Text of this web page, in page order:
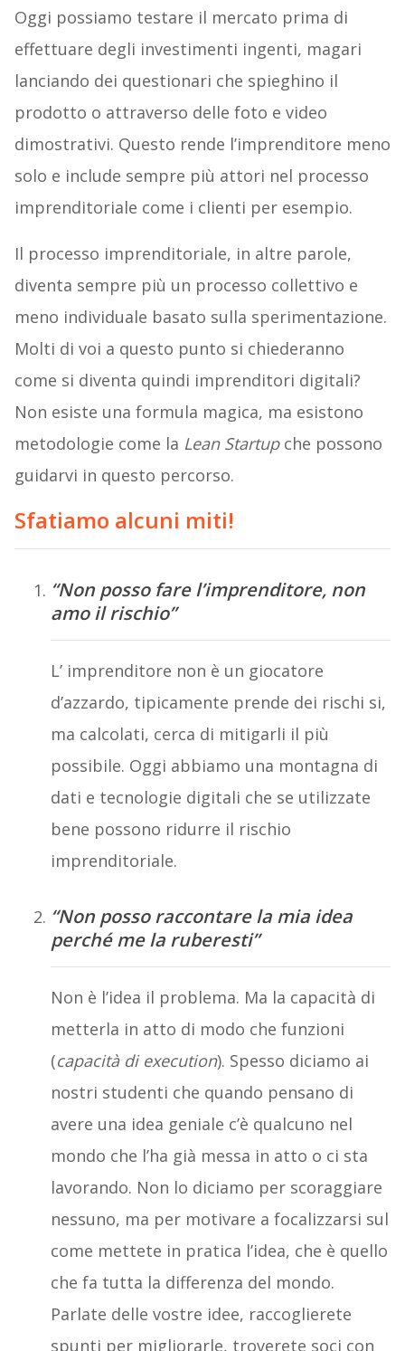
Oggi possiamo testare il mercato prima di
effettuare degli investimenti ingenti, magari
lanciando dei questionari che spieghino il
prodotto o attraverso delle foto e video
dimostrativi. Questo rende l’imprenditore meno
solo e include sempre più attori nel processo
imprenditoriale come i clienti per esempio.
Il processo imprenditoriale, in altre parole,
diventa sempre più un processo collettivo e
meno individuale basato sulla sperimentazione.
Molti di voi a questo punto si chiederanno
come si diventa quindi imprenditori digitali?
Non esiste una formula magica, ma esistono
metodologie come la Lean Startupche possono
guidarvi in questo percorso.
Sfatiamo alcuni miti!
“Non posso fare l’imprenditore, non
amo il rischio”
L’ imprenditore non è un giocatore
d’azzardo, tipicamente prende dei rischi si,
ma calcolati, cerca di mitigarli il più
possibile. Oggi abbiamo una montagna di
dati e tecnologie digitali che se utilizzate
bene possono ridurre il rischio
imprenditoriale.
“Non posso raccontare la mia idea
perché me la ruberesti”
Non è l’idea il problema. Ma la capacità di
metterla in atto di modo che funzioni
(capacità di execution). Spesso diciamo ai
nostri studenti che quando pensano di
avere una idea geniale c’è qualcuno nel
mondo che l’ha già messa in atto o ci sta
lavorando. Non lo diciamo per scoraggiare
nessuno, ma per motivare a focalizzarsi sul
come mettete in pratica l’idea, che è quello
che fa tutta la differenza del mondo.
Parlate delle vostre idee, raccoglierete
spunti per migliorarle, troverete soci con